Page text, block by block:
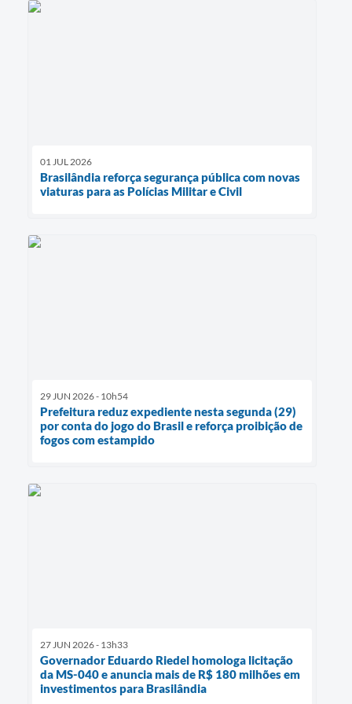
01 JUL 2026
Brasilândia reforça segurança pública com novas
viaturas para as Polícias Militar e Civil
29 JUN 2026 - 10h54
Prefeitura reduz expediente nesta segunda (29)
por conta do jogo do Brasil e reforça proibição de
fogos com estampido
27 JUN 2026 - 13h33
Governador Eduardo Riedel homologa licitação
da MS-040 e anuncia mais de R$ 180 milhões em
investimentos para Brasilândia